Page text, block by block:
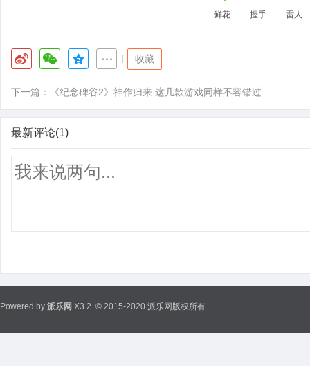
鲜花 握手 雷人
收藏
下一篇： 《纪念碑谷2》神作归来 这几款游戏同样不容错过
最新评论(1)
Powered by 派乐网 X3.2 © 2015-2020 派乐网版权所有